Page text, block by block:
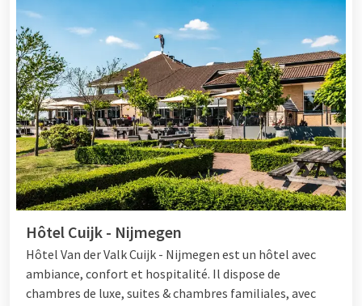
Hôtel Cuijk - Nijmegen
Hôtel Van der Valk Cuijk - Nijmegen est un hôtel avec
ambiance, confort et hospitalité. Il dispose de
chambres de luxe, suites & chambres familiales, avec